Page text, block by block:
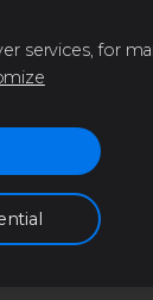
services, for